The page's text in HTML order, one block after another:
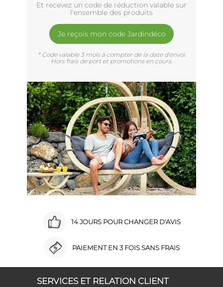
Et recevez un code de réduction valable sur
l'ensemble des produits
Je reçois mon code Jardindéco
* Code valable 3 mois à compter de la date d'envoi.
Hors frais de port et promotions en cours.
14 JOURS POUR CHANGER D'AVIS
PAIEMENT EN 3 FOIS SANS FRAIS
SERVICES ET RELATION CLIENT